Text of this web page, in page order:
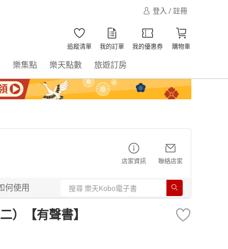
登入 / 註冊
追蹤清單 我的訂單 我的優惠券 購物車
樂集點 樂天點數 旅遊訂房
店家資訊 聯絡店家
何使用
）【有聲書】